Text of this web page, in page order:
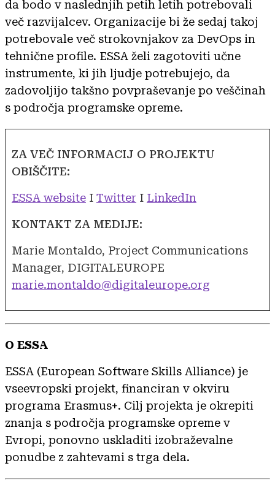
da bodo v naslednjih petih letih potrebovali
več razvijalcev. Organizacije bi že sedaj takoj
potrebovale več strokovnjakov za DevOps in
tehnične profile. ESSA želi zagotoviti učne
instrumente, ki jih ljudje potrebujejo, da
zadovoljijo takšno povpraševanje po veščinah
s področja programske opreme.
ZA VEČ INFORMACIJ O PROJEKTU
OBIŠČITE:
ESSA website I Twitter I LinkedIn
KONTAKT ZA MEDIJE:
Marie Montaldo, Project Communications
Manager, DIGITALEUROPE
marie.montaldo@digitaleurope.org
O ESSA
ESSA (European Software Skills Alliance) je
vseevropski projekt, financiran v okviru
programa Erasmus+. Cilj projekta je okrepiti
znanja s področja programske opreme v
Evropi, ponovno uskladiti izobraževalne
ponudbe z zahtevami s trga dela.